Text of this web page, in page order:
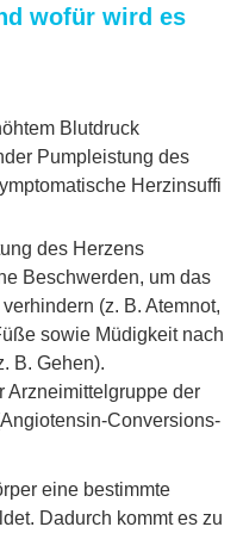
wofür wird es
Blutdruck
Pumpleistung des
Herzinsuffi
des Herzens
Beschwerden, um das
(z. B. Atemnot,
sowie Müdigkeit nach
B. Gehen).
Arzneimittelgruppe der
Conversions-
eine bestimmte
Dadurch kommt es zu